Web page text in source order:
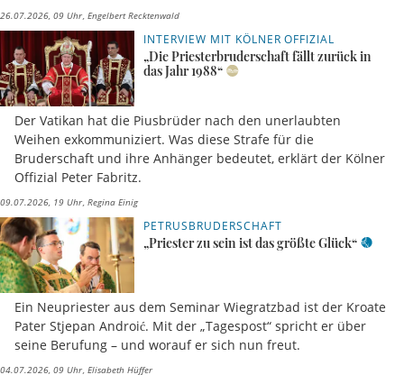
26.07.2026, 09 Uhr Engelbert Recktenwald
INTERVIEW MIT KÖLNER OFFIZIAL
„Die Priesterbruderschaft fällt zurück in
das Jahr 1988“
Der Vatikan hat die Piusbrüder nach den unerlaubten
Weihen exkommuniziert. Was diese Strafe für die
Bruderschaft und ihre Anhänger bedeutet, erklärt der Kölner
Offizial Peter Fabritz.
09.07.2026, 19 Uhr Regina Einig
PETRUSBRUDERSCHAFT
„Priester zu sein ist das größte Glück“
Ein Neupriester aus dem Seminar Wiegratzbad ist der Kroate
Pater Stjepan Androić. Mit der „Tagespost“ spricht er über
seine Berufung – und worauf er sich nun freut.
04.07.2026, 09 Uhr Elisabeth Hüffer